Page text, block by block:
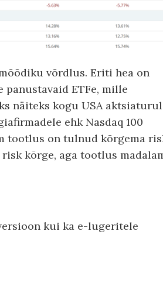
võrdlus. Eriti hea on
ETFe, mille
näiteks kogu USA
ehk Nasdaq 100
tootlus on tulnud kõrgema
kõrge, aga tootlus
kui ka e-lugeritele